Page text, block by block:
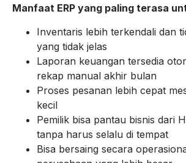
Manfaat ERP yang paling terasa
Inventaris lebih terkendali dan
yang tidak jelas
Laporan keuangan tersedia
rekap manual akhir bulan
Proses pesanan lebih cepat
kecil
Pemilik bisa pantau bisnis dari
tanpa harus selalu di tempat
Bisa bersaing secara